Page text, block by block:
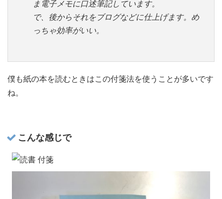
ま電子メモに口述筆記しています。
で、後からそれをブログなどに仕上げます。め
っちゃ効率がいい。
僕も紙の本を読むときはこの付箋法を使うことが多いです
ね。
こんな感じで